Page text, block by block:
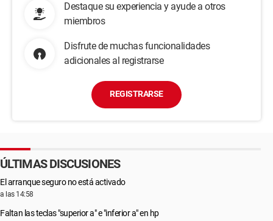
Destaque su experiencia y ayude a otros
miembros
Disfrute de muchas funcionalidades
adicionales al registrarse
REGISTRARSE
ÚLTIMAS DISCUSIONES
El arranque seguro no está activado
a las 14:58
Faltan las teclas "superior a" e "inferior a" en hp